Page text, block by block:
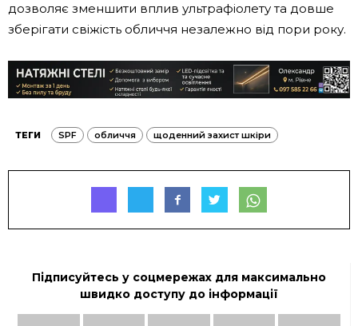
дозволяє зменшити вплив ультрафіолету та довше
зберігати свіжість обличчя незалежно від пори року.
ТЕГИ SPF обличчя щоденний захист шкіри
Підписуйтесь у соцмережах для максимально
швидко доступу до інформації